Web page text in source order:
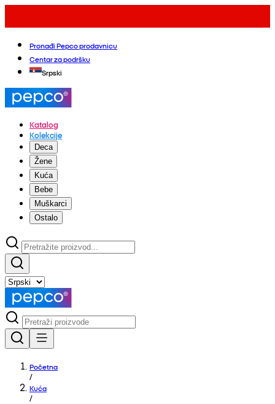
Pronađi Pepco prodavnicu
Centar za podršku
Srpski
Katalog
Kolekcije
Deca
Žene
Kuća
Bebe
Muškarci
Ostalo
Početna
/
Kuća
/